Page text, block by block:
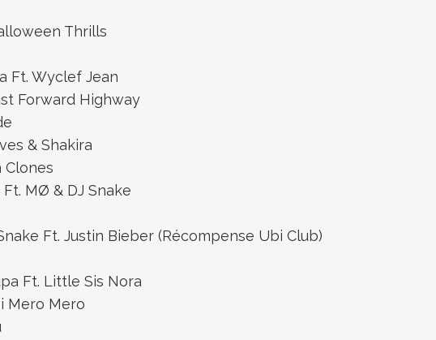
Thrills
Ft. Wyclef Jean
Forward Highway
& Shakira
Clones
Ft. MØ & DJ Snake
Ft. Justin Bieber (Récompense Ubi Club)
Ft. Little Sis Nora
Mero Mero